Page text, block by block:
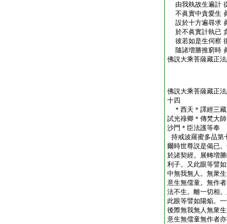
由我執故生遍計
不眞實中貪愛生
設於十方遍尋求
於不眞實計執已
彼若如是生伺察
隨諸増勝推窮時
佛説大乘菩薩藏正
佛説大乘菩薩藏正
十四
＊西天＊譯經三
試光祿卿＊傳梵大
沙門＊臣法護等
持戒波羅蜜多品第
爾時世尊説是偈已
於諸契經。展轉増
利子。又此眼等譬
中無我無人。無衆
意生無儒童。無作
法不生。離一切相
此眼等譬如陽焔。
後際無我無人無衆
意生無儒童無作者